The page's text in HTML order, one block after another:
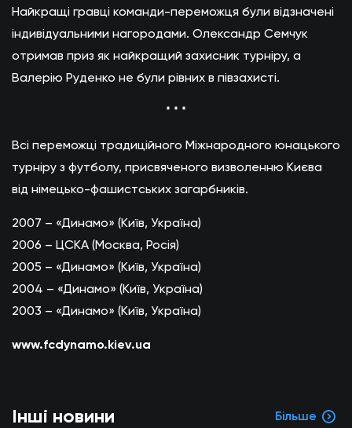
Найкращі гравці команди-переможця були відзначені
індивідуальними нагородами. Олександр Семчук
отримав приз як найкращий захисник турніру, а
Валерію Руденко не були рівних в півзахисті.
* * *
Всі переможці традиційного Міжнародного юнацького
турніру з футболу, присвяченого визволенню Києва
від німецько-фашистських загарбників.
2007 – «Динамо» (Київ, Україна)
2006 – ЦСКА (Москва, Росія)
2005 – «Динамо» (Київ, Україна)
2004 – «Динамо» (Київ, Україна)
2003 – «Динамо» (Київ, Україна)
www.fcdynamo.kiev.ua
Інші новини Більше